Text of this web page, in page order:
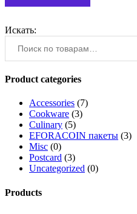
Искать:
Product categories
Accessories (7)
Cookware (3)
Culinary (5)
EFORACOIN пакеты (3)
Misc (0)
Postcard (3)
Uncategorized (0)
Products